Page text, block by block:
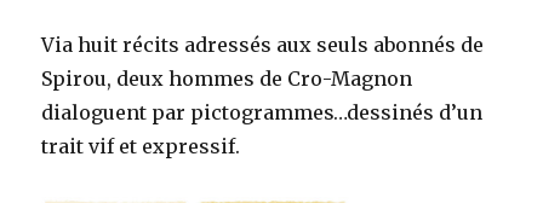
Via huit récits adressés aux seuls abonnés de
Spirou, deux hommes de Cro-Magnon
dialoguent par pictogrammes…dessinés d’un
trait vif et expressif.